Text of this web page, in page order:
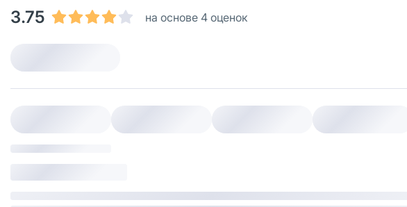
3.75
на основе 4 оценок